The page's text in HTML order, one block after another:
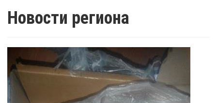
Новости региона